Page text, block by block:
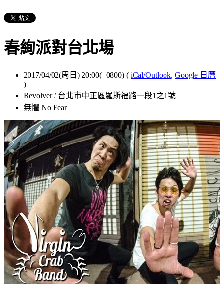
春絢派對台北場
2017/04/02(周日) 20:00(+0800) ( iCal/Outlook, Google 日曆
)
Revolver / 台北市中正區羅斯福路一段1之1號
無懼 No Fear